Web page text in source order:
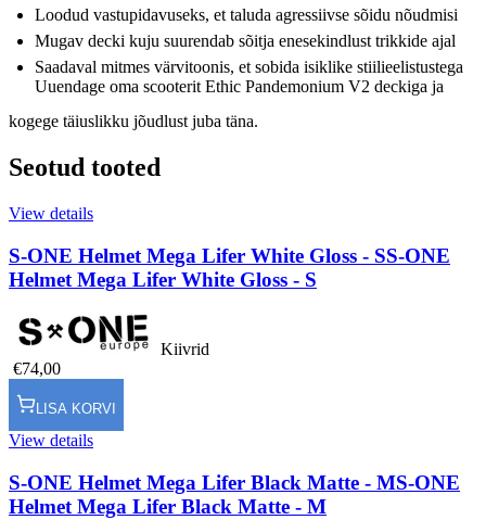
Loodud vastupidavuseks, et taluda agressiivse sõidu nõudmisi
Mugav decki kuju suurendab sõitja enesekindlust trikkide ajal
Saadaval mitmes värvitoonis, et sobida isiklike stiilieelistustega
Uuendage oma scooterit Ethic Pandemonium V2 deckiga ja
kogege täiuslikku jõudlust juba täna.
Seotud tooted
View details
S-ONE Helmet Mega Lifer White Gloss - SS-ONE
Helmet Mega Lifer White Gloss - S
Kiivrid
€74,00
LISA KORVI
View details
S-ONE Helmet Mega Lifer Black Matte - MS-ONE
Helmet Mega Lifer Black Matte - M